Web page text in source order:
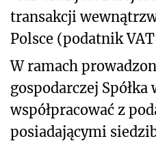
transakcji
Polsce (podatnik
W ramach
gospodarczej
współpracować z
posiadającymi